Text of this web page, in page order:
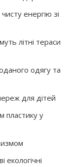
енергію зі
літні тераси
одягу та
для дітей
пластику у